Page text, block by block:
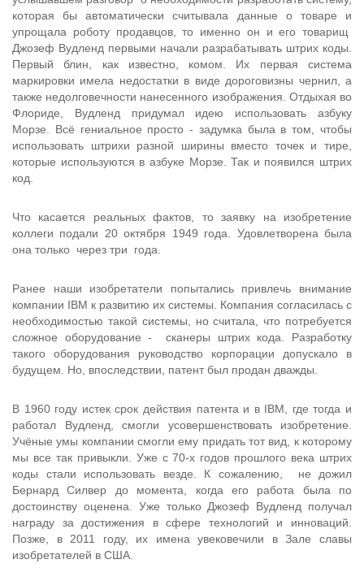
которая бы автоматически считывала данные о товаре и
упрощала роботу продавцов, то именно он и его товарищ
Джозеф Вудленд первыми начали разрабатывать штрих коды.
Первый блин, как известно, комом. Их первая система
маркировки имела недостатки в виде дороговизны чернил, а
также недолговечности нанесенного изображения. Отдыхая во
Флориде, Вудленд придумал идею использовать азбуку
Морзе. Всё гениальное просто - задумка была в том, чтобы
использовать штрихи разной ширины вместо точек и тире,
которые используются в азбуке Морзе. Так и появился штрих
код.
Что касается реальных фактов, то заявку на изобретение
коллеги подали 20 октября 1949 года. Удовлетворена была
она только через три года.
Ранее наши изобретатели попытались привлечь внимание
компании IBM к развитию их системы. Компания согласилась с
необходимостью такой системы, но считала, что потребуется
сложное оборудование - сканеры штрих кода. Разработку
такого оборудования руководство корпорации допускало в
будущем. Но, впоследствии, патент был продан дважды.
В 1960 году истек срок действия патента и в IBM, где тогда и
работал Вудленд, смогли усовершенствовать изобретение.
Учёные умы компании смогли ему придать тот вид, к которому
мы все так привыкли. Уже с 70-х годов прошлого века штрих
коды стали использовать везде. К сожалению, не дожил
Бернард Силвер до момента, когда его работа была по
достоинству оценена. Уже только Джозеф Вудленд получал
награду за достижения в сфере технологий и инноваций.
Позже, в 2011 году, их имена увековечили в Зале славы
изобретателей в США.